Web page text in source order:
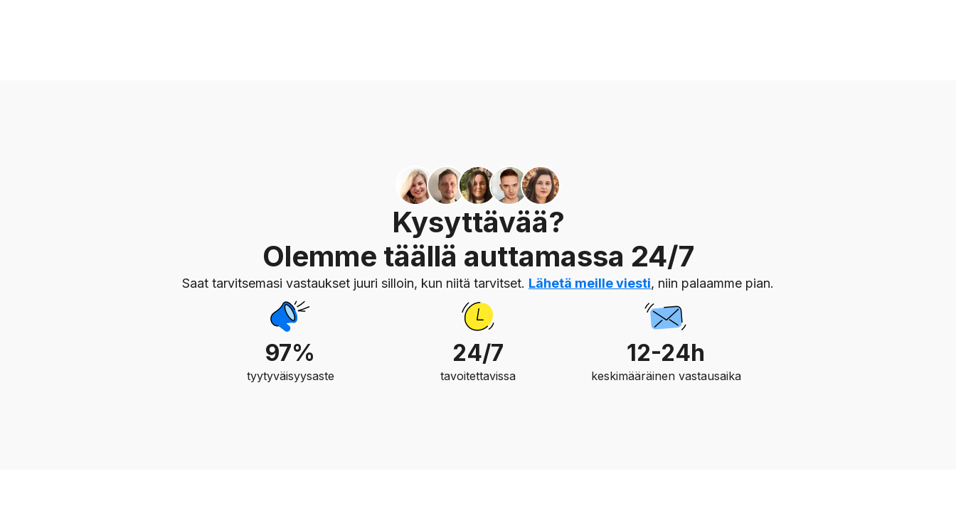
Kysyttävää?
Olemme täällä auttamassa 24/7
Saat tarvitsemasi vastaukset juuri silloin, kun niitä tarvitset. Lähetä meille viesti, niin palaamme pian.
97%
tyytyväisyysaste
24/7
tavoitettavissa
12-24h
keskimääräinen vastausaika